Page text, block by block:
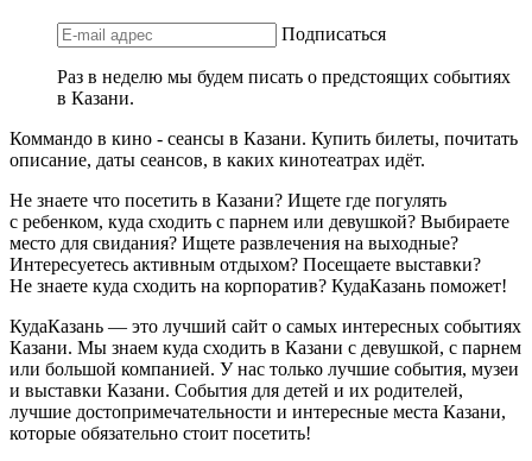
Подписаться
Раз в неделю мы будем писать о предстоящих событиях
в Казани.
Коммандо в кино - сеансы в Казани. Купить билеты, почитать
описание, даты сеансов, в каких кинотеатрах идёт.
Не знаете что посетить в Казани? Ищете где погулять
с ребенком, куда сходить с парнем или девушкой? Выбираете
место для свидания? Ищете развлечения на выходные?
Интересуетесь активным отдыхом? Посещаете выставки?
Не знаете куда сходить на корпоратив? КудаКазань поможет!
КудаКазань — это лучший сайт о самых интересных событиях
Казани. Мы знаем куда сходить в Казани с девушкой, с парнем
или большой компанией. У нас только лучшие события, музеи
и выставки Казани. События для детей и их родителей,
лучшие достопримечательности и интересные места Казани,
которые обязательно стоит посетить!